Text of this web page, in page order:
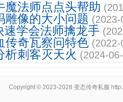
魔法师点点头帮助
雕像的大小问题
速学会法师擒龙手
传奇瓦察问特色
析刺客灭天火 (2024-
Copyright © 2023-2028变态传奇私服